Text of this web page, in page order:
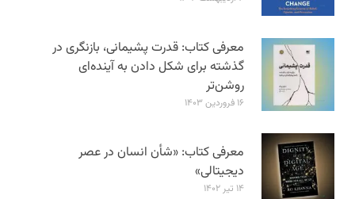
معرفی کتاب: قدرت پشیمانی، بازنگری در
گذشته برای شکل دادن به آینده‌ای
روشن‌تر
۱۶ فروردین ۱۴۰۳
معرفی کتاب: «شأن انسان در عصر
دیجیتالی»
۱۴ تیر ۱۴۰۲